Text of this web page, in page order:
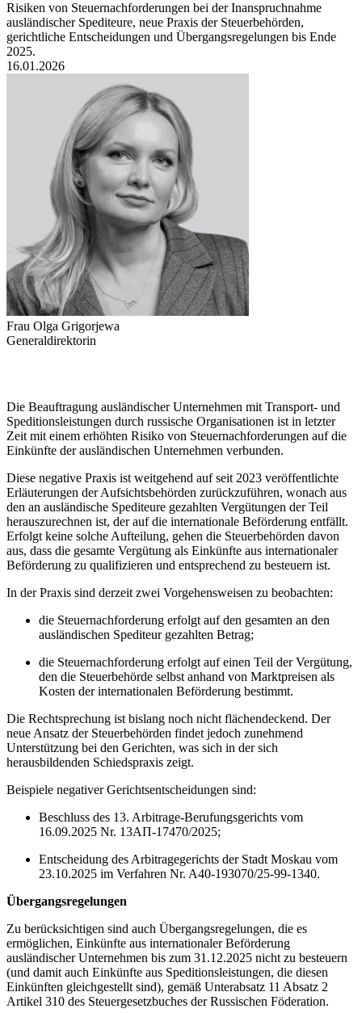
Risiken von Steuernachforderungen bei der Inanspruchnahme
ausländischer Spediteure, neue Praxis der Steuerbehörden,
gerichtliche Entscheidungen und Übergangsregelungen bis Ende
2025.
16.01.2026
Frau Olga Grigorjewa
Generaldirektorin
Die Beauftragung ausländischer Unternehmen mit Transport- und
Speditionsleistungen durch russische Organisationen ist in letzter
Zeit mit einem erhöhten Risiko von Steuernachforderungen auf die
Einkünfte der ausländischen Unternehmen verbunden.
Diese negative Praxis ist weitgehend auf seit 2023 veröffentlichte
Erläuterungen der Aufsichtsbehörden zurückzuführen, wonach aus
den an ausländische Spediteure gezahlten Vergütungen der Teil
herauszurechnen ist, der auf die internationale Beförderung entfällt.
Erfolgt keine solche Aufteilung, gehen die Steuerbehörden davon
aus, dass die gesamte Vergütung als Einkünfte aus internationaler
Beförderung zu qualifizieren und entsprechend zu besteuern ist.
In der Praxis sind derzeit zwei Vorgehensweisen zu beobachten:
die Steuernachforderung erfolgt auf den gesamten an den
ausländischen Spediteur gezahlten Betrag;
die Steuernachforderung erfolgt auf einen Teil der Vergütung,
den die Steuerbehörde selbst anhand von Marktpreisen als
Kosten der internationalen Beförderung bestimmt.
Die Rechtsprechung ist bislang noch nicht flächendeckend. Der
neue Ansatz der Steuerbehörden findet jedoch zunehmend
Unterstützung bei den Gerichten, was sich in der sich
herausbildenden Schiedspraxis zeigt.
Beispiele negativer Gerichtsentscheidungen sind:
Beschluss des 13. Arbitrage-Berufungsgerichts vom
16.09.2025 Nr. 13АП-17470/2025;
Entscheidung des Arbitragegerichts der Stadt Moskau vom
23.10.2025 im Verfahren Nr. A40-193070/25-99-1340.
Übergangsregelungen
Zu berücksichtigen sind auch Übergangsregelungen, die es
ermöglichen, Einkünfte aus internationaler Beförderung
ausländischer Unternehmen bis zum 31.12.2025 nicht zu besteuern
(und damit auch Einkünfte aus Speditionsleistungen, die diesen
Einkünften gleichgestellt sind), gemäß Unterabsatz 11 Absatz 2
Artikel 310 des Steuergesetzbuches der Russischen Föderation.